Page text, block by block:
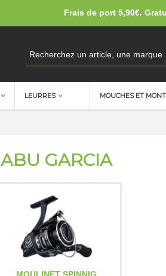
Frais de port 5,90€.
LEURRES MOUCHES ET
ABU GARCIA